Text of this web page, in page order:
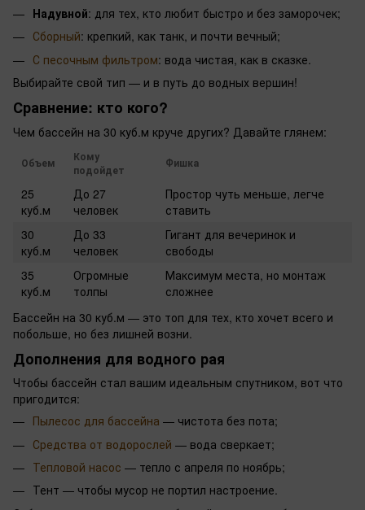
Надувной: для тех, кто любит быстро и без заморочек;
Сборный: крепкий, как танк, и почти вечный;
С песочным фильтром: вода чистая, как в сказке.
Выбирайте свой тип — и в путь до водных вершин!
Сравнение: кто кого?
Чем бассейн на 30 куб.м круче других? Давайте глянем:
Объем
Кому
подойдет
Фишка
25
куб.м
До 27
человек
Простор чуть меньше, легче
ставить
30
куб.м
До 33
человек
Гигант для вечеринок и
свободы
35
куб.м
Огромные
толпы
Максимум места, но монтаж
сложнее
Бассейн на 30 куб.м — это топ для тех, кто хочет всего и
побольше, но без лишней возни.
Дополнения для водного рая
Чтобы бассейн стал вашим идеальным спутником, вот что
пригодится:
Пылесос для бассейна — чистота без пота;
Средства от водорослей — вода сверкает;
Тепловой насос — тепло с апреля по ноябрь;
Тент — чтобы мусор не портил настроение.